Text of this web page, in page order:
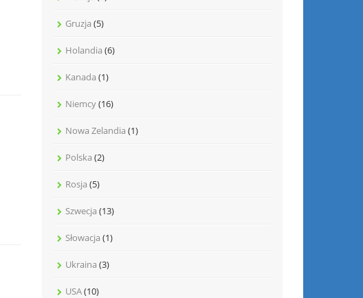
Gruzja (5)
Holandia (6)
Kanada (1)
Niemcy(16)
Nowa Zelandia (1)
Polska (2)
Rosja (5)
Szwecja (13)
Słowacja (1)
Ukraina (3)
USA(10)